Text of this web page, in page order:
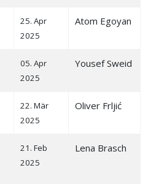
25. Apr
2025
Atom Egoyan
05. Apr
2025
Yousef Sweid
22. Mär
2025
Oliver Frljić
21. Feb
2025
Lena Brasch